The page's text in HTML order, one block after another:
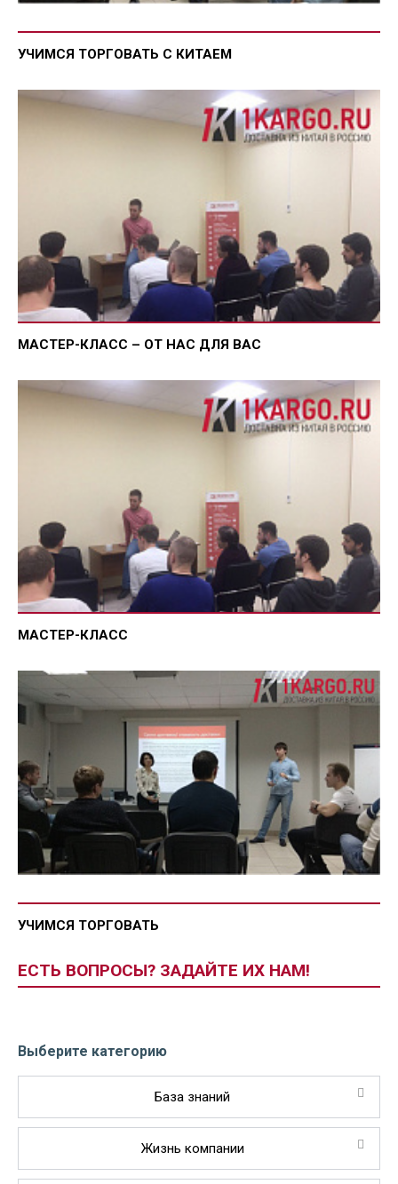
УЧИМСЯ ТОРГОВАТЬ С КИТАЕМ
МАСТЕР-КЛАСС – ОТ НАС ДЛЯ ВАС
МАСТЕР-КЛАСС
УЧИМСЯ ТОРГОВАТЬ
ЕСТЬ ВОПРОСЫ? ЗАДАЙТЕ ИХ НАМ!
Выберите категорию
База знаний
Жизнь компании